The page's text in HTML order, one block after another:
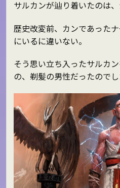
サルカンが辿り着いたのは、
歴史改変前、カンであった
にいるに違いない。
そう思い立ち入ったサルカ
の、剃髪の男性だったのでし